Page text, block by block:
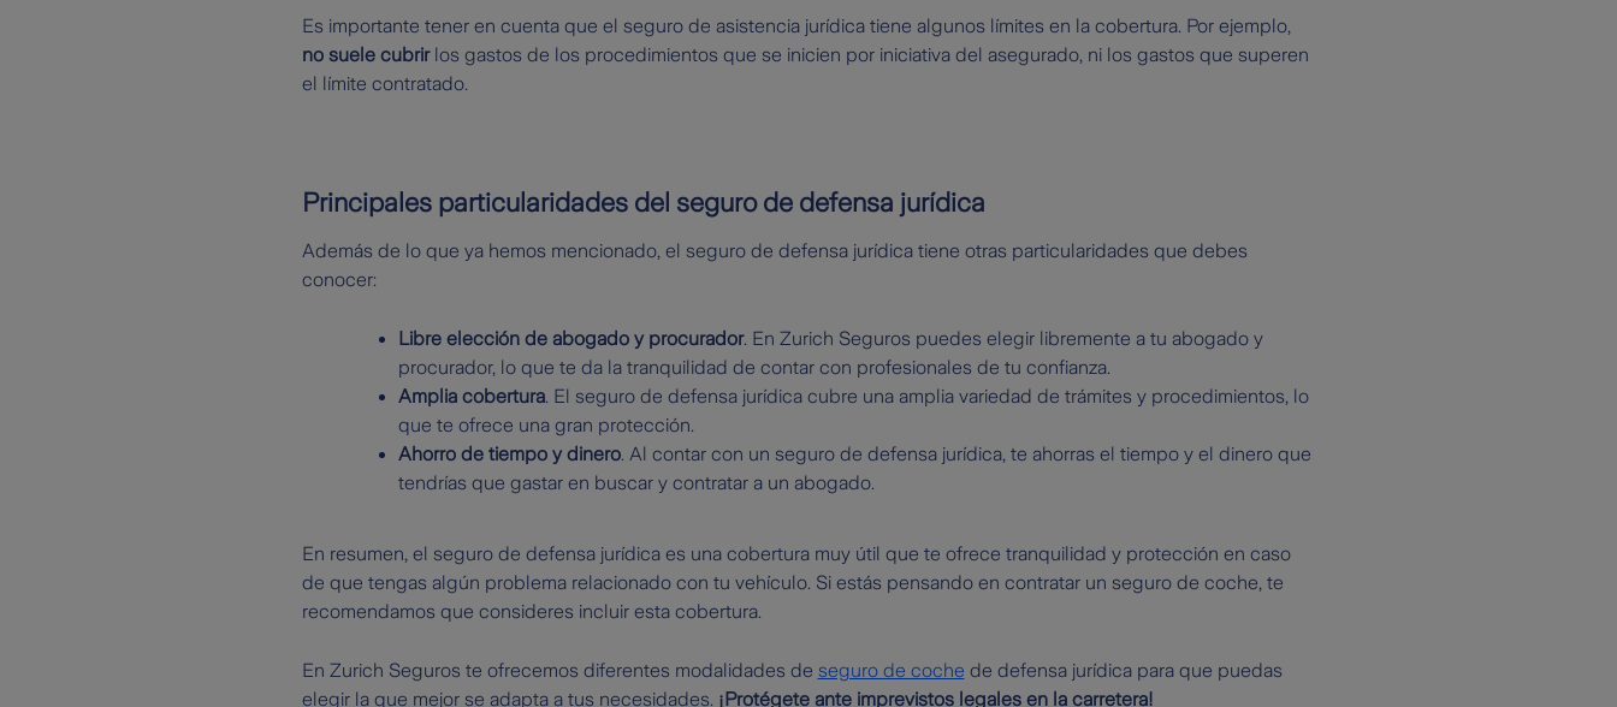
Es importante tener en cuenta que el seguro de asistencia jurídica tiene algunos límites en la cobertura. Por ejemplo,
no suele cubrirlos gastos de los procedimientos que se inicien por iniciativa del asegurado, ni los gastos que superen
el límite contratado.
Principales particularidades del seguro de defensa jurídica
Además de lo que ya hemos mencionado, el seguro de defensa jurídica tiene otras particularidades que debes
conocer:
Libre elección de abogado y procurador. En Zurich Seguros puedes elegir libremente a tu abogado y
procurador, lo que te da la tranquilidad de contar con profesionales de tu confianza.
Amplia cobertura. El seguro de defensa jurídica cubre una amplia variedad de trámites y procedimientos, lo
que te ofrece una gran protección.
Ahorro de tiempo y dinero. Al contar con un seguro de defensa jurídica, te ahorras el tiempo y el dinero que
tendrías que gastar en buscar y contratar a un abogado.
En resumen, el seguro de defensa jurídica es una cobertura muy útil que te ofrece tranquilidad y protección en caso
de que tengas algún problema relacionado con tu vehículo. Si estás pensando en contratar un seguro de coche, te
recomendamos que consideres incluir esta cobertura.
En Zurich Seguros te ofrecemos diferentes modalidades de seguro de coche de defensa jurídica para que puedas
elegir la que mejor se adapta a tus necesidades. ¡Protégete ante imprevistos legales en la carretera!